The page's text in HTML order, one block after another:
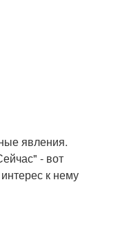
явления.
- вот
к нему